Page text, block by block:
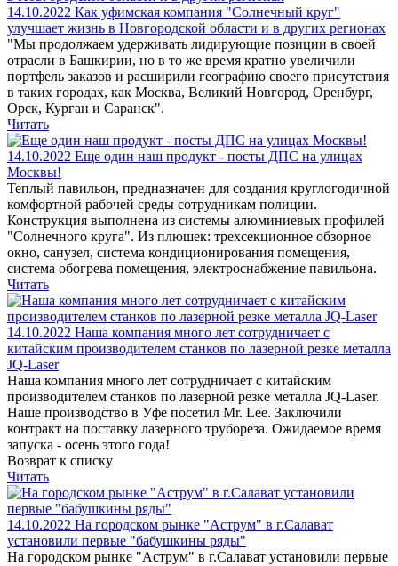
14.10.2022 Как уфимская компания "Солнечный круг"
улучшает жизнь в Новгородской области и в других регионах
"Мы продолжаем удерживать лидирующие позиции в своей
отрасли в Башкирии, но в то же время кратно увеличили
портфель заказов и расширили географию своего присутствия
в таких городах, как Москва, Великий Новгород, Оренбург,
Орск, Курган и Саранск".
Читать
14.10.2022 Еще один наш продукт - посты ДПС на улицах
Москвы!
Теплый павильон, предназначен для создания круглогодичной
комфортной рабочей среды сотрудникам полиции.
Конструкция выполнена из системы алюминиевых профилей
"Солнечного круга". Из плюшек: трехсекционное обзорное
окно, санузел, система кондиционирования помещения,
система обогрева помещения, электроснабжение павильона.
Читать
14.10.2022 Наша компания много лет сотрудничает с
китайским производителем станков по лазерной резке металла
JQ-Laser
Наша компания много лет сотрудничает с китайским
производителем станков по лазерной резке металла JQ-Laser.
Наше производство в Уфе посетил Mr. Lee. Заключили
контракт на поставку лазерного трубореза. Ожидаемое время
запуска - осень этого года!
Возврат к списку
Читать
14.10.2022 На городском рынке "Аструм" в г.Салават
установили первые "бабушкины ряды"
На городском рынке "Аструм" в г.Салават установили первые